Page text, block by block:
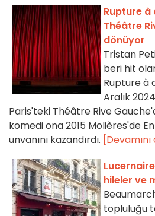
Rupture
Théâtre
dönüyor
Tristan
beri hit
Rupture à
Aralık
Paris'teki Théâtre Rive
komedi ona 2015 Molières'de
unvanını kazandırdı. [Devamını
hileler ve
topluluğu